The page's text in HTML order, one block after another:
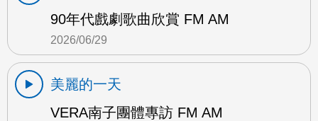
90年代戲劇歌曲欣賞 FM AM
2026/06/29
美麗的一天
VERA南子團體專訪 FM AM